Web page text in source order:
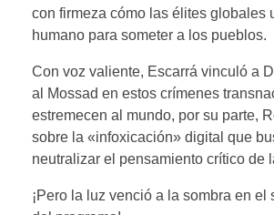
con firmeza cómo las élites globales
humano para someter a los pueblos.
Con voz valiente, Escarrá vinculó a
al Mossad en estos crímenes
estremecen al mundo, por su parte,
sobre la «infoxicación» digital que
neutralizar el pensamiento crítico de
¡Pero la luz venció a la sombra en el